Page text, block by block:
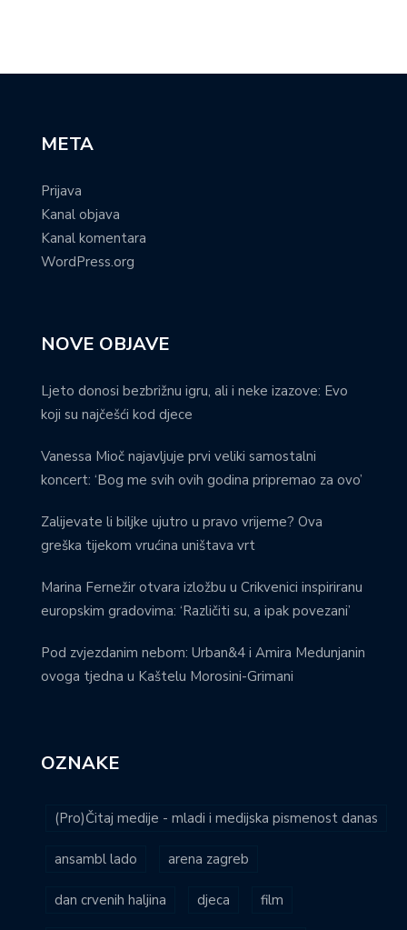
META
Prijava
Kanal objava
Kanal komentara
WordPress.org
NOVE OBJAVE
Ljeto donosi bezbrižnu igru, ali i neke izazove: Evo
koji su najčešći kod djece
Vanessa Mioč najavljuje prvi veliki samostalni
koncert: ‘Bog me svih ovih godina pripremao za ovo’
Zalijevate li biljke ujutro u pravo vrijeme? Ova
greška tijekom vrućina uništava vrt
Marina Fernežir otvara izložbu u Crikvenici inspiriranu
europskim gradovima: ‘Različiti su, a ipak povezani’
Pod zvjezdanim nebom: Urban&4 i Amira Medunjanin
ovoga tjedna u Kaštelu Morosini-Grimani
OZNAKE
(Pro)Čitaj medije - mladi i medijska pismenost danas
ansambl lado arena zagreb
dan crvenih haljina djeca film